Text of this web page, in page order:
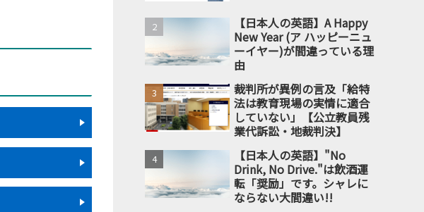
【日本人の英語】A Happy
New Year (ア ハッピーニュ
ーイヤー)が間違っている理
由
裁判所が異例の言及「給特
法は教育現場の実情に適合
していない」【公立教員残
業代訴訟・地裁判決】
【日本人の英語】"No
Drink, No Drive."は飲酒運
転「奨励」です。シャレに
ならない大間違い!!